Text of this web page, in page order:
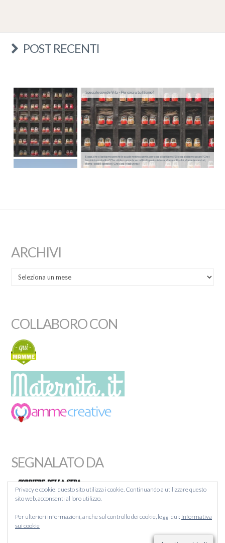
POST RECENTI
E oggi, che ci battiamo perché le scuole restino aperte, per cosa ci battiamo? Di cosa abbiamo paura? Che i
bambini non studino? Che si interrompa la sacralità di questo sistema sforna-cittadini, sforna-lavoratori,
sforna-soldati operativi? Che cosa vi spaventa?
Speciale covid e Vita - Per cosa ci battiamo?
ARCHIVI
COLLABORO CON
SEGNALATO DA
MAMMACHEBLOG
LIQUIDA
Privacy e cookie: questo sito utilizza i cookie. Continuando a utilizzare questo
sito web, acconsenti al loro utilizzo.
Per ulteriori informazioni, anche sul controllo dei cookie, leggi qui: Informativa
sui cookie